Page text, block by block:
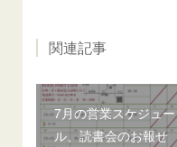
関連記事
7月の営業スケジュー
ル、読書会のお報せ